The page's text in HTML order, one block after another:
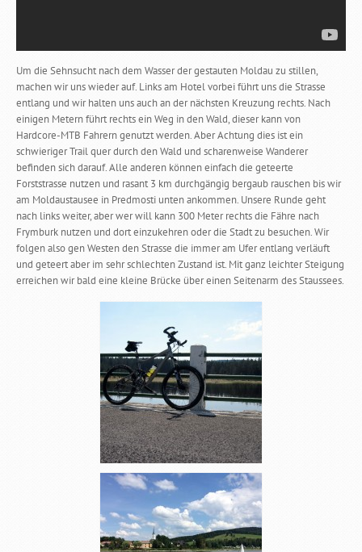
Um die Sehnsucht nach dem Wasser der gestauten Moldau zu stillen,
machen wir uns wieder auf. Links am Hotel vorbei führt uns die Strasse
entlang und wir halten uns auch an der nächsten Kreuzung rechts. Nach
einigen Metern führt rechts ein Weg in den Wald, dieser kann von
Hardcore-MTB Fahrern genutzt werden. Aber Achtung dies ist ein
schwieriger Trail quer durch den Wald und scharenweise Wanderer
befinden sich darauf. Alle anderen können einfach die geteerte
Forststrasse nutzen und rasant 3 km durchgängig bergaub rauschen bis wir
am Moldaustausee in Predmosti unten ankommen. Unsere Runde geht
nach links weiter, aber wer will kann 300 Meter rechts die Fähre nach
Frymburk nutzen und dort einzukehren oder die Stadt zu besuchen. Wir
folgen also gen Westen den Strasse die immer am Ufer entlang verläuft
und geteert aber im sehr schlechten Zustand ist. Mit ganz leichter Steigung
erreichen wir bald eine kleine Brücke über einen Seitenarm des Staussees.